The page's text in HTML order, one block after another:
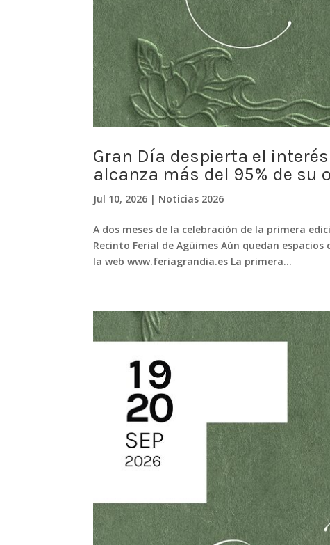
Gran Día despierta el
alcanza más del 95% de su
Jul 10, 2026 | Noticias 2026
A dos meses de la celebración de la primera
Recinto Ferial de Agüimes Aún quedan
la web www.feriagrandia.es La primera...